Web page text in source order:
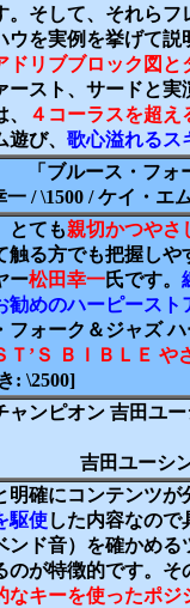
。そして、それら
ウを実例を挙げて
ドリブブロック図と
ースト、サードと
４コーラスを超
び、 歌心溢れるス
「ブルース・フ
一 / \1500 / ケイ・エ
とても親切かつやさ
触る方でも把握し
ー松田幸一氏です。
勧めのハーピースト
ォーク＆ジャズ
Ｔ’Ｓ ＢＩＢＬＥ
: \2500]
ャンピオン 吉田ユ
吉田ユーシ
明確にコンテンツ
駆使した内容なの
ンド音）を確かめる
のが特徴的です。そ
なキーを使ったポジ